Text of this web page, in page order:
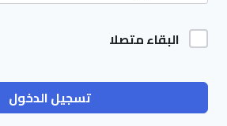
البقاء متصلا
تسجيل الدخول